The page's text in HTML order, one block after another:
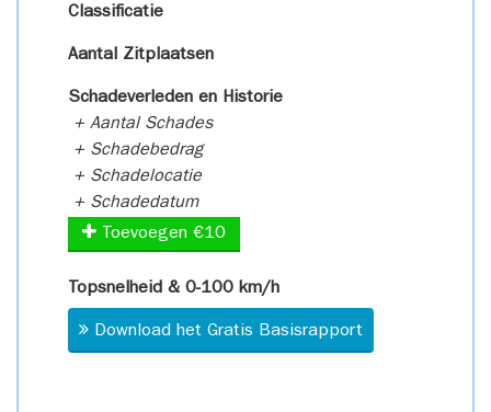
Classificatie
Aantal Zitplaatsen
Schadeverleden en Historie
+ Aantal Schades
+ Schadebedrag
+ Schadelocatie
+ Schadedatum
Toevoegen €10
Topsnelheid & 0-100 km/h
Download het Gratis Basisrapport